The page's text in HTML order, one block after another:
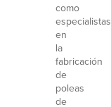
como
especialistas
en
la
fabricación
de
poleas
de